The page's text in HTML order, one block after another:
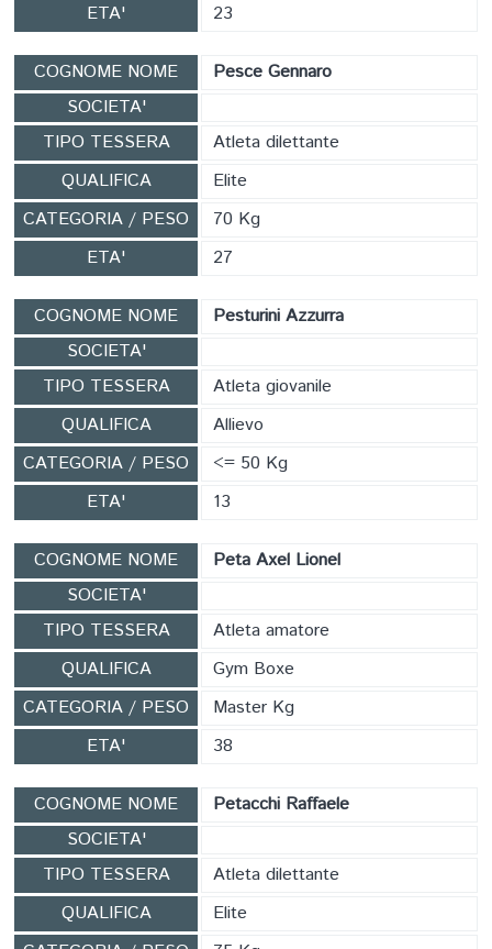
ETA'
23
COGNOME NOME
Pesce Gennaro
SOCIETA'
TIPO TESSERA
Atleta dilettante
QUALIFICA
Elite
CATEGORIA / PESO
70 Kg
ETA'
27
COGNOME NOME
Pesturini Azzurra
SOCIETA'
TIPO TESSERA
Atleta giovanile
QUALIFICA
Allievo
CATEGORIA / PESO
<= 50 Kg
ETA'
13
COGNOME NOME
Peta Axel Lionel
SOCIETA'
TIPO TESSERA
Atleta amatore
QUALIFICA
Gym Boxe
CATEGORIA / PESO
Master Kg
ETA'
38
COGNOME NOME
Petacchi Raffaele
SOCIETA'
TIPO TESSERA
Atleta dilettante
QUALIFICA
Elite